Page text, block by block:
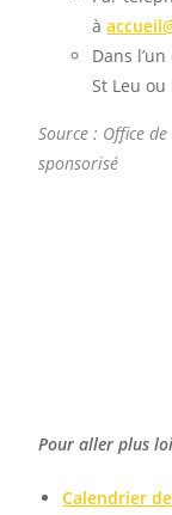
à
Dans
St Leu ou
Source : Office
sponsorisé
Pour aller plus
Calendrier